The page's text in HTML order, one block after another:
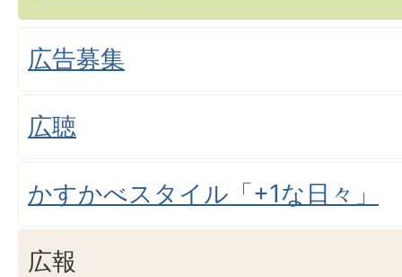
広告募集
広聴
かすかべスタイル「+1な日々」
広報